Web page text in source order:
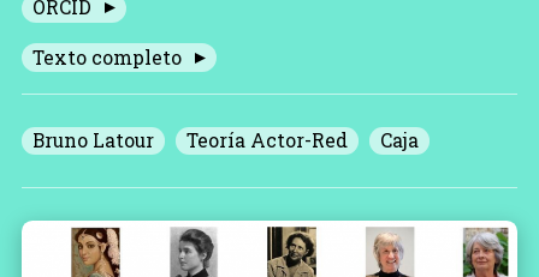
ORCID
Texto completo
Bruno Latour Teoría Actor-Red Caja